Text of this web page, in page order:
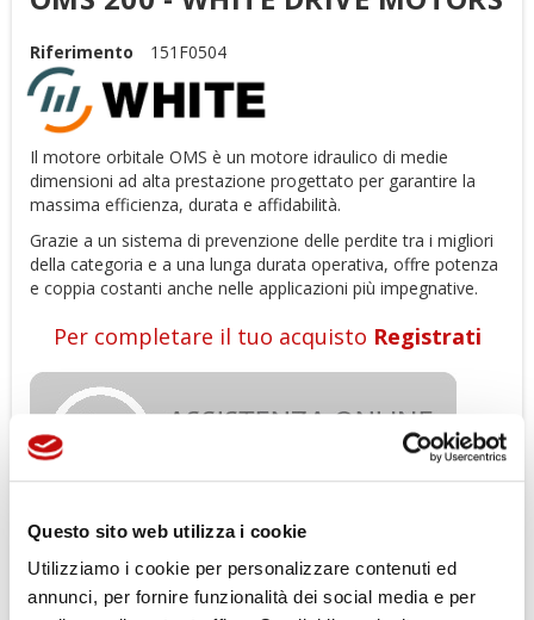
Questo sito web utilizza i cookie
Utilizziamo i cookie per personalizzare contenuti ed
annunci, per fornire funzionalità dei social media e per
Riferimento 151F0504
Il motore orbitale OMS è un motore idraulico di medie
dimensioni ad alta prestazione progettato per garantire la
massima efficienza, durata e affidabilità.
Grazie a un sistema di prevenzione delle perdite tra i migliori
della categoria e a una lunga durata operativa, offre potenza
e coppia costanti anche nelle applicazioni più impegnative.
Per completare il tuo acquisto Registrati
Gli ordini effettuati dal 04-08-2026
al 23-08-2026 verranno evasi a